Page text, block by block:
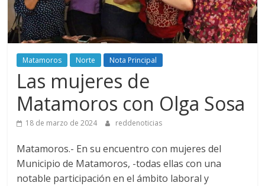
Matamoros Norte Nota Principal
Las mujeres de
Matamoros con Olga Sosa
18 de marzo de 2024 reddenoticias
Matamoros.- En su encuentro con mujeres del
Municipio de Matamoros, -todas ellas con una
notable participación en el ámbito laboral y